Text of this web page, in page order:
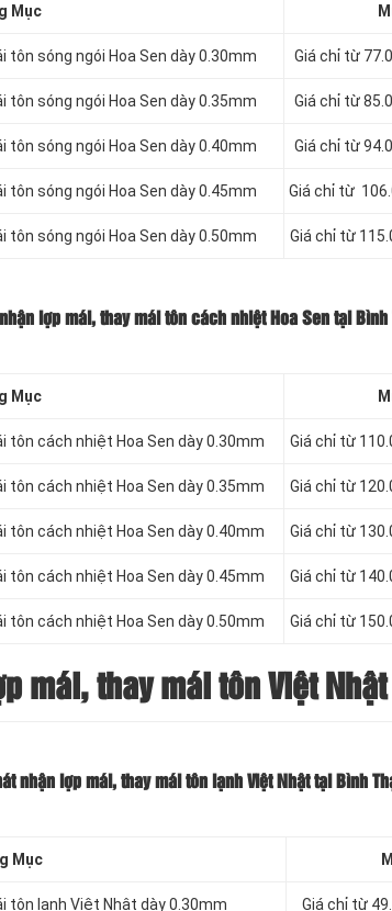
Mục
sóng ngói Hoa Sen dày 0.30mm Giá chỉ từ
sóng ngói Hoa Sen dày 0.35mm Giá chỉ từ
sóng ngói Hoa Sen dày 0.40mm Giá chỉ từ
sóng ngói Hoa Sen dày 0.45mm Giá chỉ từ
sóng ngói Hoa Sen dày 0.50mm Giá chỉ từ
lợp mái, thay mái tôn cách nhiệt Hoa Sen tại Bình
Mục
tôn cách nhiệt Hoa Sen dày 0.30mm Giá chỉ từ
tôn cách nhiệt Hoa Sen dày 0.35mm Giá chỉ từ
tôn cách nhiệt Hoa Sen dày 0.40mm Giá chỉ từ
tôn cách nhiệt Hoa Sen dày 0.45mm Giá chỉ từ
tôn cách nhiệt Hoa Sen dày 0.50mm Giá chỉ từ
mái, thay mái tôn Việt
nhận lợp mái, thay mái tôn lạnh Việt Nhật tại Bình
Mục
tôn lạnh Việt Nhật dày 0.30mm Giá chỉ từ